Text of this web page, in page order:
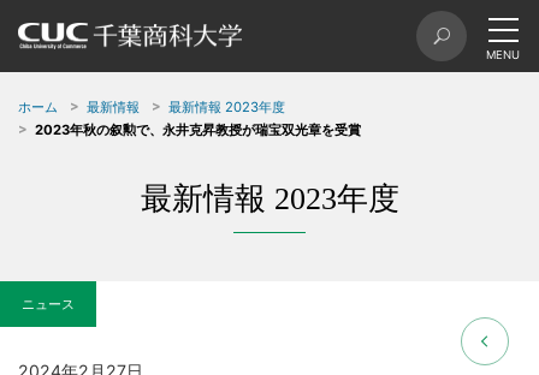
ホーム 最新情報
最新情報 2023年度
2023年秋の叙勲で、永井克昇教授が瑞宝双光章を受賞
最新情報 2023年度
ニュース
2024年2月27日